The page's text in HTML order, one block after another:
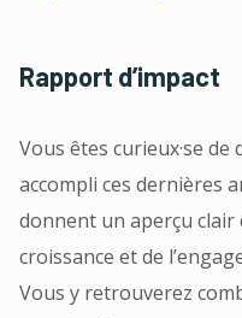
Rapport d’impact
Vous êtes curieux·se
accompli ces dernières
donnent un aperçu
croissance et de
Vous y retrouverez